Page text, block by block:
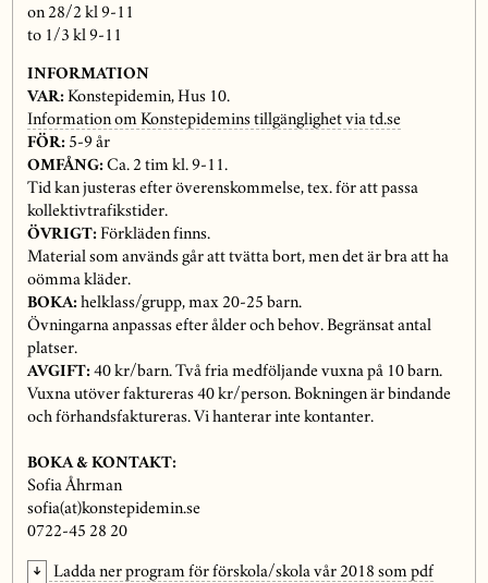
on 28/2 kl 9-11
to 1/3 kl 9-11
INFORMATION
VAR:Konstepidemin, Hus 10.
Information om Konstepidemins tillgänglighet via td.se
FÖR:5-9 år
OMFÅNG:Ca. 2 tim kl. 9-11.
Tid kan justeras efter överenskommelse, tex. för att passa
kollektivtrafikstider.
ÖVRIGT:Förkläden finns.
Material som används går att tvätta bort, men det är bra att ha
oömma kläder.
BOKA:helklass/grupp, max 20-25 barn.
Övningarna anpassas efter ålder och behov. Begränsat antal
platser.
AVGIFT:40 kr/barn. Två fria medföljande vuxna på 10 barn.
Vuxna utöver faktureras 40 kr/person. Bokningen är bindande
och förhandsfaktureras. Vi hanterar inte kontanter.
BOKA & KONTAKT:
Sofia Åhrman
sofia(at)konstepidemin.se
0722-45 28 20
Ladda ner program för förskola/skola vår 2018 som pdf